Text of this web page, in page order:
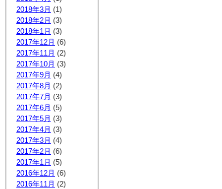
2018年3月 (1)
2018年2月 (3)
2018年1月 (3)
2017年12月 (6)
2017年11月 (2)
2017年10月 (3)
2017年9月 (4)
2017年8月 (2)
2017年7月 (3)
2017年6月 (5)
2017年5月 (3)
2017年4月 (3)
2017年3月 (4)
2017年2月 (6)
2017年1月 (5)
2016年12月 (6)
2016年11月 (2)